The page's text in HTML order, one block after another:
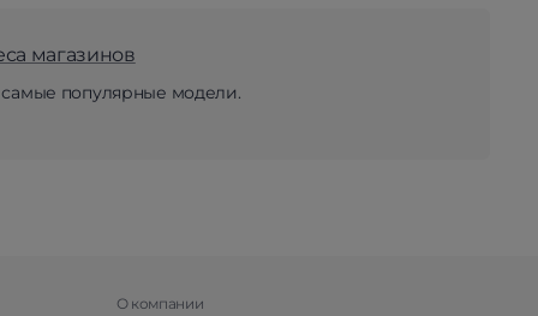
магазинов
популярные модели.
О компании